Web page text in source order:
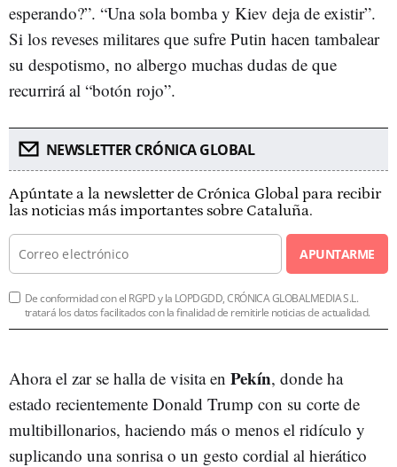
esperando?”. “Una sola bomba y Kiev deja de existir”.
Si los reveses militares que sufre Putin hacen tambalear
su despotismo, no albergo muchas dudas de que
recurrirá al “botón rojo”.
NEWSLETTER CRÓNICA GLOBAL
Apúntate a la newsletter de Crónica Global para recibir
las noticias más importantes sobre Cataluña.
APUNTARME
De conformidad con el RGPD y la LOPDGDD, CRÓNICA GLOBALMEDIA S.L.
tratará los datos facilitados con la finalidad de remitirle noticias de actualidad.
Ahora el zar se halla de visita en Pekín, donde ha
estado recientemente Donald Trump con su corte de
multibillonarios, haciendo más o menos el ridículo y
suplicando una sonrisa o un gesto cordial al hierático